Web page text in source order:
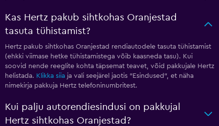
Kas Hertz pakub sihtkohas Oranjestad
tasuta tühistamist?
Hertz pakub sihtkohas Oranjestad rendiautodele tasuta tühistamist
(ehkki viimase hetke tühistamistega võib kaasneda tasu). Kui
soovid nende reeglite kohta täpsemat teavet, võid pakkujale Hertz
helistada. Klikka siia ja vali seejärel jaotis "Esindused", et näha
nimekirja pakkuja Hertz telefoninumbritest.
Kui palju autorendiesindusi on pakkujal
Hertz sihtkohas Oranjestad?